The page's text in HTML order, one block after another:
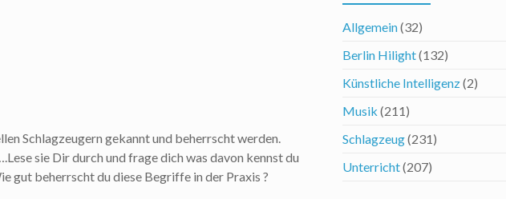
Schlagzeugern gekannt und beherrscht werden.
sie Dir durch und frage dich was davon kennst du
gut beherrscht du diese Begriffe in der Praxis ?
Allgemein(32)
Berlin Hilight(132)
Künstliche Intelligenz(2)
Musik (211)
Schlagzeug(231)
Unterricht(207)